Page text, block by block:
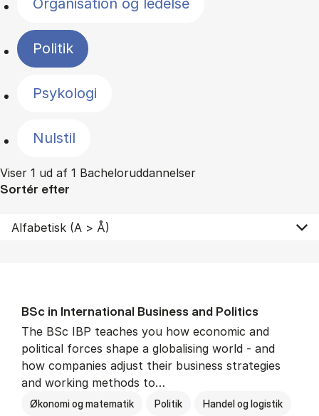
Organisation og ledelse
Politik
Psykologi
Nulstil
Viser 1 ud af 1 Bacheloruddannelser
Sortér efter
BSc in In­ter­na­tion­al Busi­ness and Polit­ics
The BSc IBP teaches you how economic and
political forces shape a globalising world - and
how companies adjust their business strategies
and working methods to…
Økonomi og matematik Politik Handel og logistik